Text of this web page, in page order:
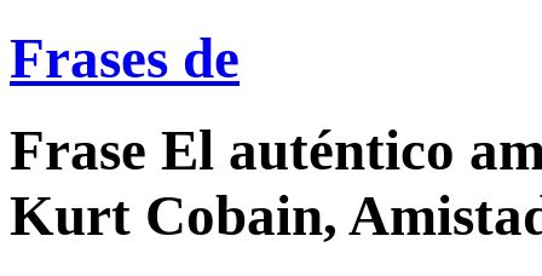
Frases de
Frase El auténtico
Kurt Cobain,